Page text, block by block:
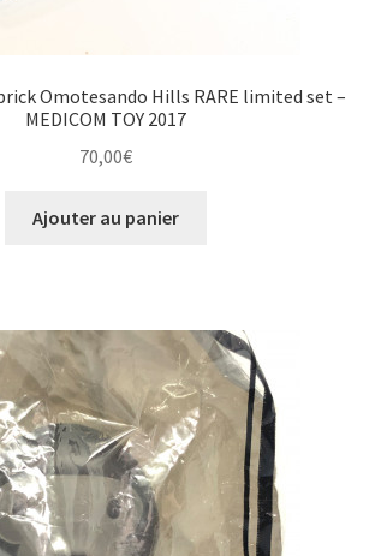
Omotesando Hills RARE limited set –
MEDICOM TOY 2017
70,00€
Ajouter au panier